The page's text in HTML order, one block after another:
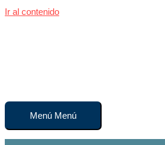
Ir al contenido
Menú Menú